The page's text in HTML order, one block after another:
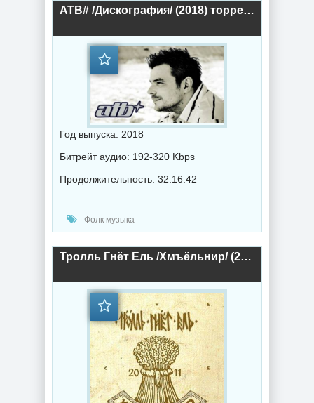
ATB# /Дискография/ (2018) торрент
Год выпуска: 2018
Битрейт аудио: 192-320 Kbps
Продолжительность: 32:16:42
Фолк музыка
Тролль Гнёт Ель /Хмъёльнир/ (2018) торрент